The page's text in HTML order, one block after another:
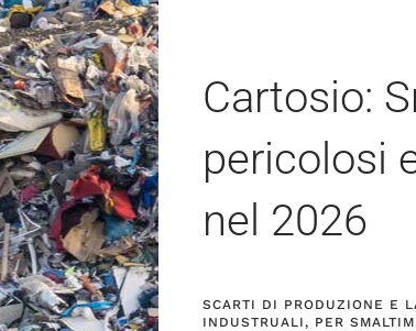
Cartosio:
pericolosi
nel 2026
SCARTI DI PRODUZIONE E
INDUSTRUALI, PER